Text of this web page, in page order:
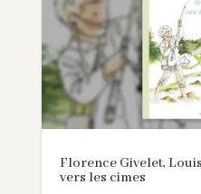
Florence Givelet,
vers les cimes